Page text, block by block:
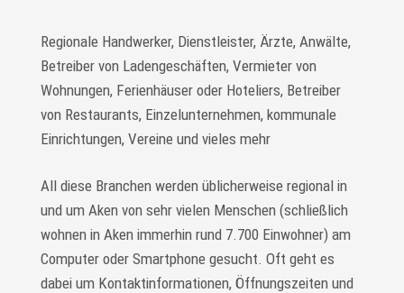
Regionale Handwerker, Dienstleister, Ärzte, Anwälte,
Betreiber von Ladengeschäften, Vermieter von
Wohnungen, Ferienhäuser oder Hoteliers, Betreiber
von Restaurants, Einzelunternehmen, kommunale
Einrichtungen, Vereine und vieles mehr
All diese Branchen werden üblicherweise regional in
und um Aken von sehr vielen Menschen (schließlich
wohnen in Aken immerhin rund 7.700 Einwohner) am
Computer oder Smartphone gesucht. Oft geht es
dabei um Kontaktinformationen, Öffnungszeiten und